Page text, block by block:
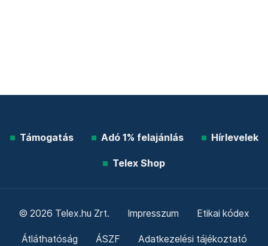
Támogatás Adó 1% felajánlás Hírlevelek
Telex Shop
© 2026 Telex.hu Zrt. Impresszum Etikai kódex
Átláthatóság ÁSZF Adatkezelési tájékoztató